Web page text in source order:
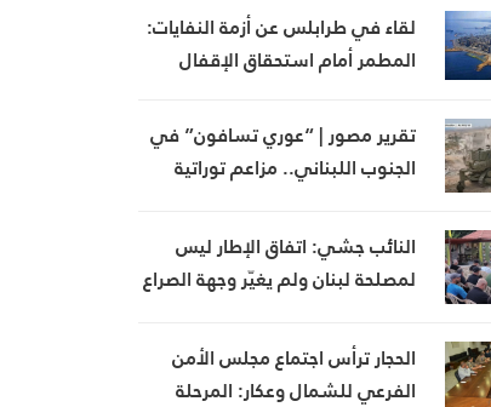
لقاء في طرابلس عن أزمة النفايات:
المطمر أمام استحقاق الإقفال
تقرير مصور | “عوري تسافون” في
الجنوب اللبناني.. مزاعم توراتية
النائب جشي: اتفاق الإطار ليس
لمصلحة لبنان ولم يغيّر وجهة الصراع
الحجار ترأس اجتماع مجلس الأمن
الفرعي للشمال وعكار: المرحلة